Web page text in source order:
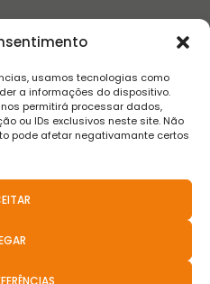
usamos tecnologias como
a informações do dispositivo.
permitirá processar dados,
ou IDs exclusivos neste site. Não
pode afetar negativamante certos
Politiques Anti-Corruption